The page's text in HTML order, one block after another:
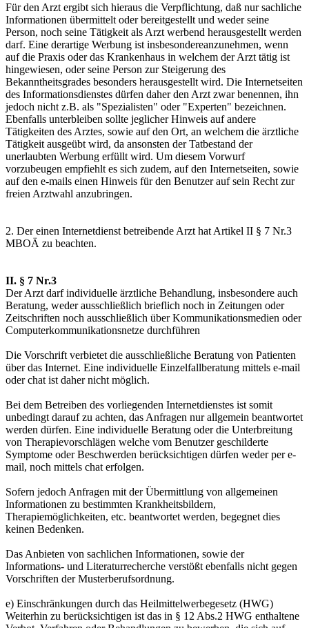
Für den Arzt ergibt sich hieraus die Verpflichtung, daß nur sachliche
Informationen übermittelt oder bereitgestellt und weder seine
Person, noch seine Tätigkeit als Arzt werbend herausgestellt werden
darf. Eine derartige Werbung ist insbesondereanzunehmen, wenn
auf die Praxis oder das Krankenhaus in welchem der Arzt tätig ist
hingewiesen, oder seine Person zur Steigerung des
Bekanntheitsgrades besonders herausgestellt wird. Die Internetseiten
des Informationsdienstes dürfen daher den Arzt zwar benennen, ihn
jedoch nicht z.B. als "Spezialisten" oder "Experten" bezeichnen.
Ebenfalls unterbleiben sollte jeglicher Hinweis auf andere
Tätigkeiten des Arztes, sowie auf den Ort, an welchem die ärztliche
Tätigkeit ausgeübt wird, da ansonsten der Tatbestand der
unerlaubten Werbung erfüllt wird. Um diesem Vorwurf
vorzubeugen empfiehlt es sich zudem, auf den Internetseiten, sowie
auf den e-mails einen Hinweis für den Benutzer auf sein Recht zur
freien Arztwahl anzubringen.
2. Der einen Internetdienst betreibende Arzt hat Artikel II § 7 Nr.3
MBOÄ zu beachten.
II. § 7 Nr.3
Der Arzt darf individuelle ärztliche Behandlung, insbesondere auch
Beratung, weder ausschließlich brieflich noch in Zeitungen oder
Zeitschriften noch ausschließlich über Kommunikationsmedien oder
Computerkommunikationsnetze durchführen
Die Vorschrift verbietet die ausschließliche Beratung von Patienten
über das Internet. Eine individuelle Einzelfallberatung mittels e-mail
oder chat ist daher nicht möglich.
Bei dem Betreiben des vorliegenden Internetdienstes ist somit
unbedingt darauf zu achten, das Anfragen nur allgemein beantwortet
werden dürfen. Eine individuelle Beratung oder die Unterbreitung
von Therapievorschlägen welche vom Benutzer geschilderte
Symptome oder Beschwerden berücksichtigen dürfen weder per e-
mail, noch mittels chat erfolgen.
Sofern jedoch Anfragen mit der Übermittlung von allgemeinen
Informationen zu bestimmten Krankheitsbildern,
Therapiemöglichkeiten, etc. beantwortet werden, begegnet dies
keinen Bedenken.
Das Anbieten von sachlichen Informationen, sowie der
Informations- und Literaturrecherche verstößt ebenfalls nicht gegen
Vorschriften der Musterberufsordnung.
e) Einschränkungen durch das Heilmittelwerbegesetz (HWG)
Weiterhin zu berücksichtigen ist das in § 12 Abs.2 HWG enthaltene